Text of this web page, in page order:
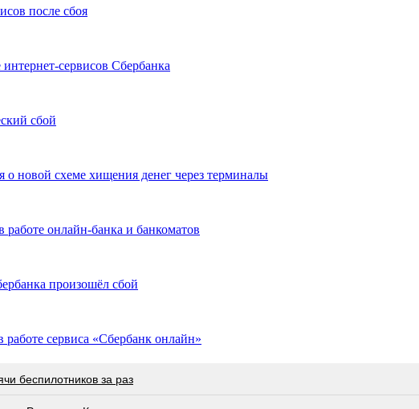
после сбоя
сервисов Сбербанка
сбой
новой схеме хищения денег через терминалы
онлайн-банка и банкоматов
произошёл сбой
сервиса «Сбербанк онлайн»
беспилотников за раз